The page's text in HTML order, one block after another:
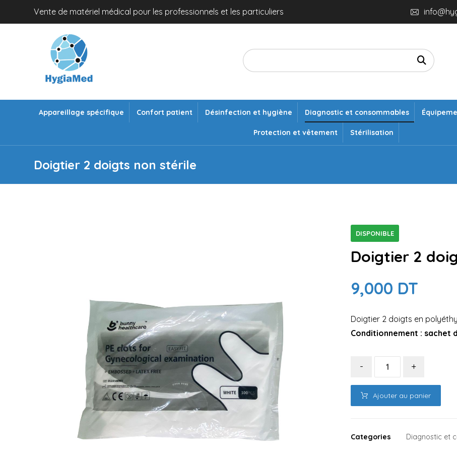
Vente de matériel médical pour les professionnels et les particuliers
Appareillage spécifique Confort patient Désinfection et hygiène Diagnostic et consommables
Protection et vêtement Stérilisation
Doigtier 2 doigts non stérile
DISPONIBLE
Doigtier 2
9,000 DT
Doigtier 2 doigts en
Conditionnement : sachet
- +
Ajouter au panier
Categories Diagnostic et